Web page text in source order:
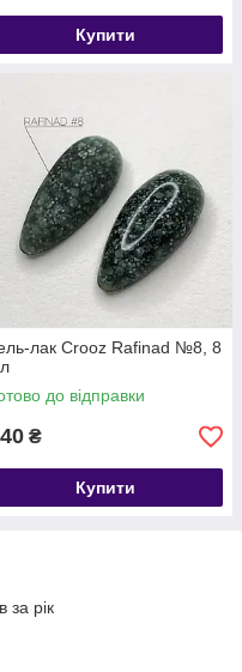
Купити
лак Crooz Rafinad №8, 8
до відправки
₴
Купити
за рік